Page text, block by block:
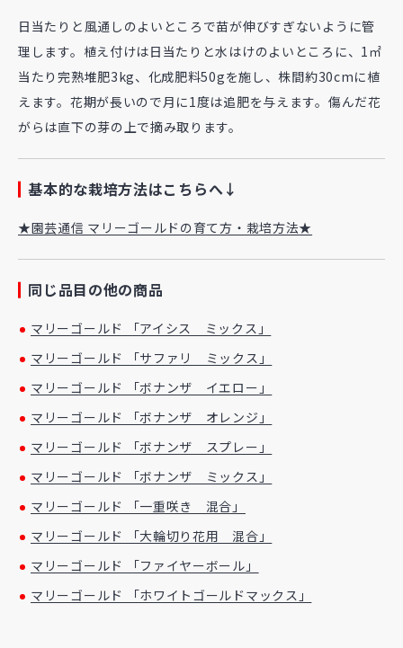
日当たりと風通しのよいところで苗が伸びすぎないように管
理します。植え付けは日当たりと水はけのよいところに、1㎡
当たり完熟堆肥3kg、化成肥料50gを施し、株間約30cmに植
えます。花期が長いので月に1度は追肥を与えます。傷んだ花
がらは直下の芽の上で摘み取ります。
基本的な栽培方法はこちらへ↓
★園芸通信 マリーゴールドの育て方・栽培方法★
同じ品目の他の商品
マリーゴールド 「アイシス ミックス」
マリーゴールド 「サファリ ミックス」
マリーゴールド 「ボナンザ イエロー」
マリーゴールド 「ボナンザ オレンジ」
マリーゴールド 「ボナンザ スプレー」
マリーゴールド 「ボナンザ ミックス」
マリーゴールド 「一重咲き 混合」
マリーゴールド 「大輪切り花用 混合」
マリーゴールド 「ファイヤーボール」
マリーゴールド 「ホワイトゴールドマックス」